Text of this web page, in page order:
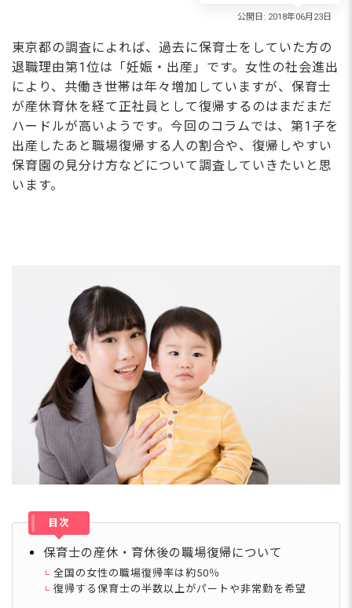
東京都の調査によれば、過去に保育士をしていた方の
退職理由第1位は「妊娠・出産」です。女性の社会進出
により、共働き世帯は年々増加していますが、保育士
が産休育休を経て正社員として復帰するのはまだまだ
ハードルが高いようです。今回のコラムでは、第1子を
出産したあと職場復帰する人の割合や、復帰しやすい
保育園の見分け方などについて調査していきたいと思
います。
目次
保育士の産休・育休後の職場復帰について
全国の女性の職場復帰率は約50％
復帰する保育士の半数以上がパートや非常勤を希望